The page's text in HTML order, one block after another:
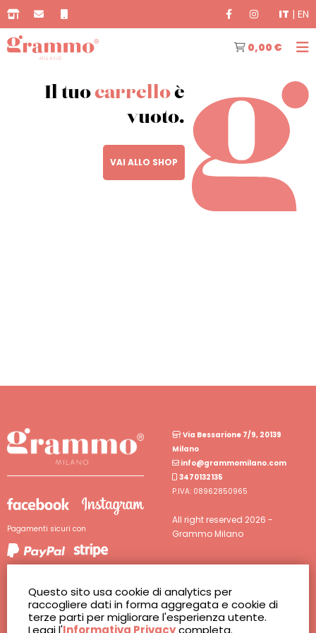
Questo sito usa cookie di analytics per
raccogliere dati in forma aggregata e cookie di
terze parti per migliorare l'esperienza utente.
Leggi l'Informativa Privacycompleta.
IT | EN
0,00 €
Il tuo carrelloè
vuoto.
VAI ALLO SHOP
Pagamenti sicuri con
Via Bessarione 7/9, 20139
Milano
info@grammomilano.com
3470132135
P.IVA: 08962850965
All right reserved 2026 -
Grammo Milano
F.A.Q.